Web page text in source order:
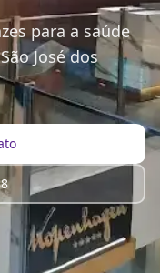
para a saúde
José dos